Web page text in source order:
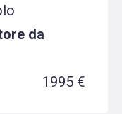
da
1995 €